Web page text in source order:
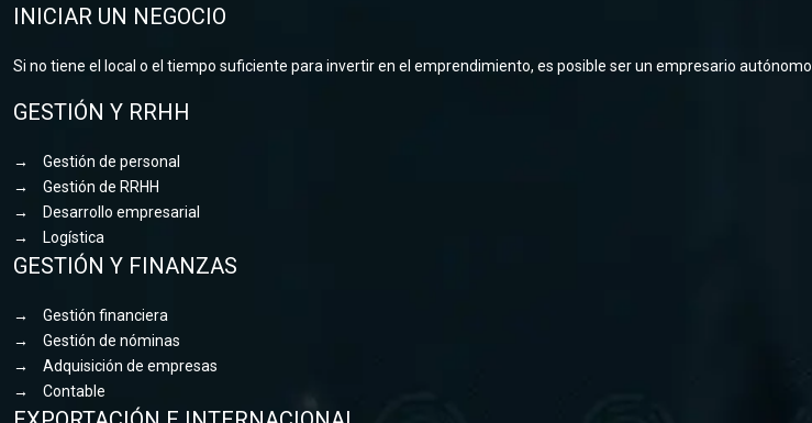
INICIAR UN NEGOCIO
Si no tiene el local o el tiempo suficiente para invertir en el emprendimiento, es posible ser un empresario autónomo.
GESTIÓN Y RRHH
→
Gestión de personal
→
Gestión de RRHH
→
Desarrollo empresarial
→
Logística
GESTIÓN Y FINANZAS
→
Gestión financiera
→
Gestión de nóminas
→
Adquisición de empresas
→
Contable